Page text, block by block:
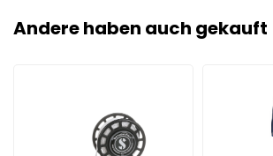
Andere haben auch gekauft